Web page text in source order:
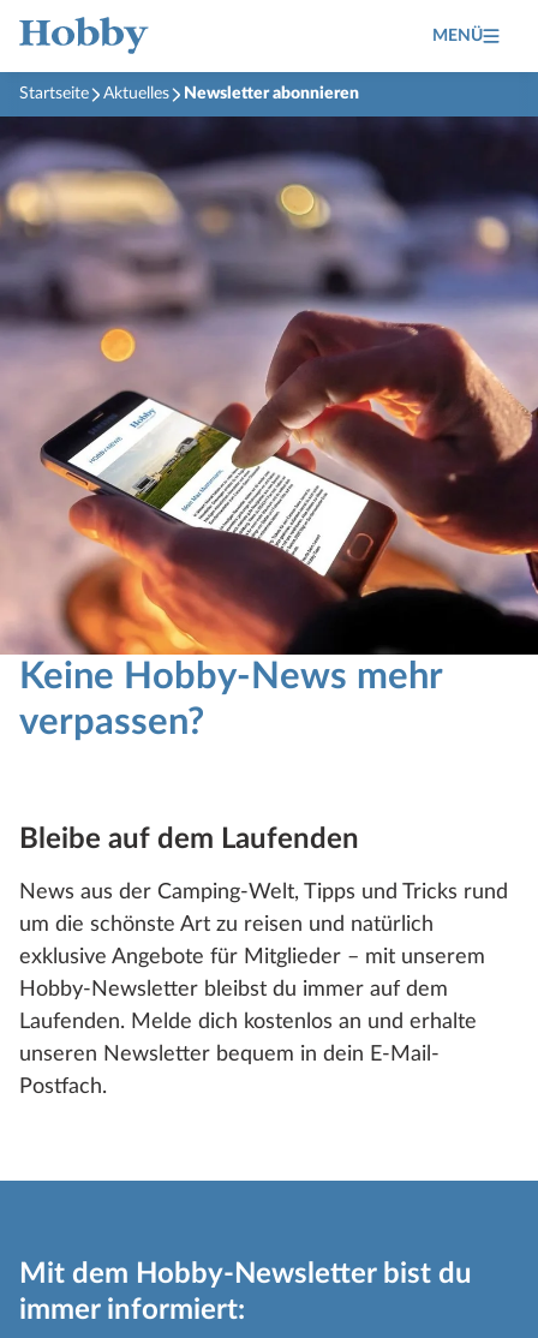
MENÜ
Startseite Aktuelles Newsletter abonnieren
Keine Hobby-News mehr
verpassen?
Bleibe auf dem Laufenden
News aus der Camping-Welt, Tipps und Tricks rund
um die schönste Art zu reisen und natürlich
exklusive Angebote für Mitglieder – mit unserem
Hobby-Newsletter bleibst du immer auf dem
Laufenden. Melde dich kostenlos an und erhalte
unseren Newsletter bequem in dein E-Mail-
Postfach.
Mit dem Hobby-Newsletter bist du
immer informiert: